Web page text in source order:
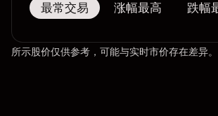
最常交易 涨幅最高 跌幅
所示股价仅供参考，可能与实时市价存在差异。